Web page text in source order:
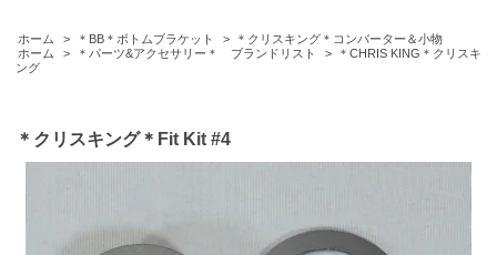
ホーム > ＊BB＊ボトムブラケット >
＊クリスキング＊コンバーター＆小物
ホーム
> ＊パーツ&アクセサリー＊ ブランドリスト >
＊CHRIS KING＊クリスキ
ング
＊クリスキング＊Fit Kit #4